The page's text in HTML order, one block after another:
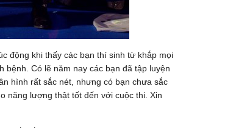
động khi thấy các bạn thí sinh từ khắp mọi
Có lẽ năm nay các bạn đã tập luyện
hình rất sắc nét, nhưng có bạn chưa sắc
năng lượng thật tốt đến với cuộc thi. Xin